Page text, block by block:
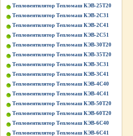
Тепловентилятор Тепломаш КЭВ-25Т20
Тепловентилятор Тепломаш КЭВ-2С31
Тепловентилятор Тепломаш КЭВ-2С41
Тепловентилятор Тепломаш КЭВ-2С51
Тепловентилятор Тепломаш КЭВ-30Т20
Тепловентилятор Тепломаш КЭВ-35Т20
Тепловентилятор Тепломаш КЭВ-3С31
Тепловентилятор Тепломаш КЭВ-3С41
Тепловентилятор Тепломаш КЭВ-4С40
Тепловентилятор Тепломаш КЭВ-4С41
Тепловентилятор Тепломаш КЭВ-50Т20
Тепловентилятор Тепломаш КЭВ-60Т20
Тепловентилятор Тепломаш КЭВ-6С40
Тепловентилятор Тепломаш КЭВ-6С41